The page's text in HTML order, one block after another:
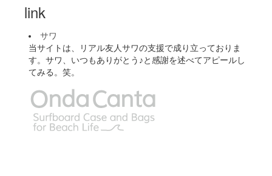
link
サワ
当サイトは、リアル友人サワの支援で成り立っておりま
す。サワ、いつもありがとう♪と感謝を述べてアピールし
てみる。笑。